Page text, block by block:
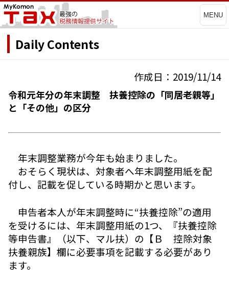
MENU
Daily Contents
作成日：2019/11/14
令和元年分の年末調整 扶養控除の「同居老親等」
と「その他」の区分
年末調整業務が今年も始まりました。
おそらく現状は、対象者へ年末調整用紙を配
付し、記載を促している時期かと思います。
申告者本人が年末調整時に“扶養控除”の適用
を受けるには、年末調整用紙の1つ、『扶養控除
等申告書』（以下、マル扶）の【Ｂ 控除対象
扶養親族】欄に必要事項を記載する必要があり
ます。